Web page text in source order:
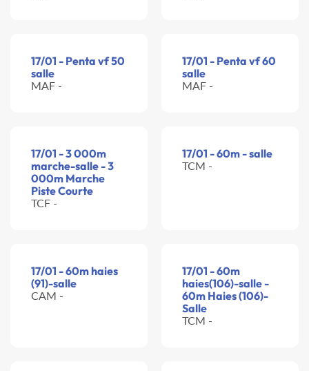
17/01 - Penta vf 50
salle
MAF -
17/01 - Penta vf 60
salle
MAF -
17/01 - 3 000m
marche-salle - 3
000m Marche
Piste Courte
TCF -
17/01 - 60m - salle
TCM -
17/01 - 60m haies
(91)-salle
CAM -
17/01 - 60m
haies(106)-salle -
60m Haies (106)-
Salle
TCM -